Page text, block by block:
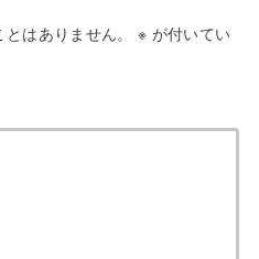
はありません。 ※ が付いてい